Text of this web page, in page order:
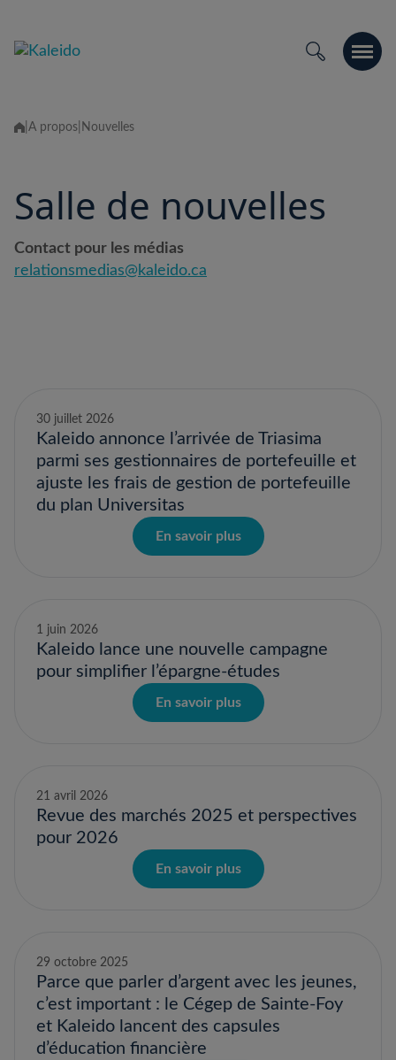
content
À propos Nouvelles
Salle de nouvelles
Contact pour les médias
relationsmedias@kaleido.ca
30 juillet 2026
Kaleido annonce l’arrivée de Triasima
parmi ses gestionnaires de portefeuille et
ajuste les frais de gestion de portefeuille
du plan Universitas
En savoir plus
1 juin 2026
Kaleido lance une nouvelle campagne
pour simplifier l’épargne-études
En savoir plus
21 avril 2026
Revue des marchés 2025 et perspectives
pour 2026
En savoir plus
29 octobre 2025
Parce que parler d’argent avec les jeunes,
c’est important : le Cégep de Sainte-Foy
et Kaleido lancent des capsules
d’éducation financière